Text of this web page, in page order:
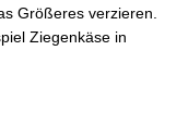
Größeres verzieren.
Ziegenkäse in